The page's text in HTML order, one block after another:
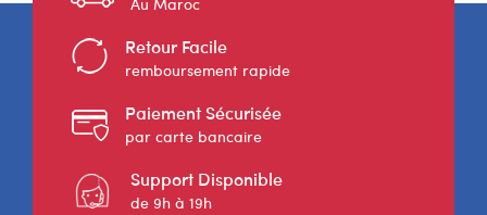
Au Maroc
Retour Facile
remboursement rapide
Paiement Sécurisée
par carte bancaire
Support Disponible
de 9h à 19h